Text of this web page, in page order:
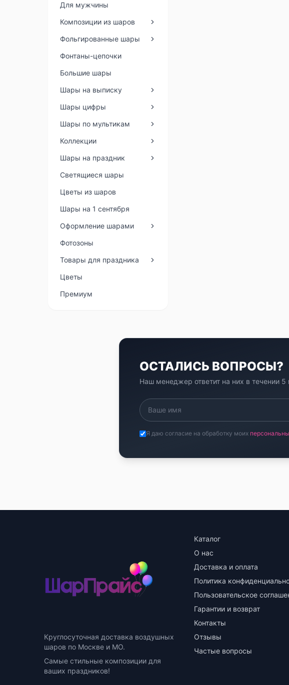
Для мужчины
Композиции из шаров
Фольгированные шары
Фонтаны-цепочки
Большие шары
Шары на выписку
Шары цифры
Шары по мультикам
Коллекции
Шары на праздник
Светящиеся шары
Цветы из шаров
Шары на 1 сентября
Оформление шарами
Фотозоны
Товары для праздника
Цветы
Премиум
ОСТАЛИСЬ ВОПРОСЫ?
Наш менеджер ответит на них в течении 5
Я даю согласие на обработку моих
Круглосуточная доставка воздушных
шаров по Москве и МО.
Самые стильные композиции для
ваших праздников!
Каталог
О нас
Доставка и оплата
Политика
Пользовательское
Гарантии и возврат
Контакты
Отзывы
Частые вопросы